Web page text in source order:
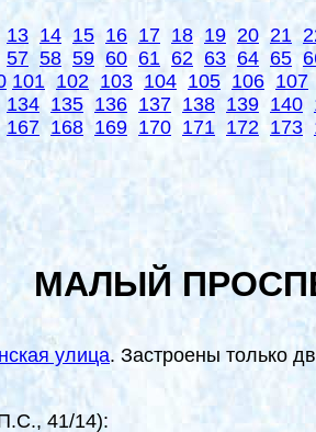
13 14 15 16 17 18 19 20 21
57 58 59 60 61 62 63 64 65
101 102 103 104 105 106 107
134 135 136 137 138 139 140
167 168 169 170 171 172 173
МАЛЫЙ
улица. Застроены только
41/14):